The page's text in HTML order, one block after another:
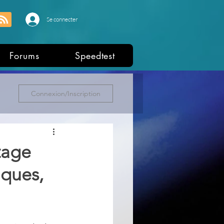
Se connecter
Forums Speedtest
Connexion/Inscription